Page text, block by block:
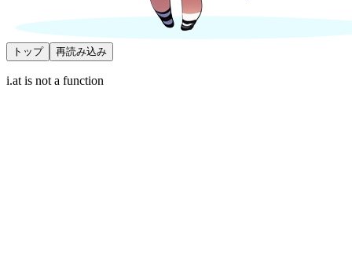
トップ 再読み込み
i.at is not a function